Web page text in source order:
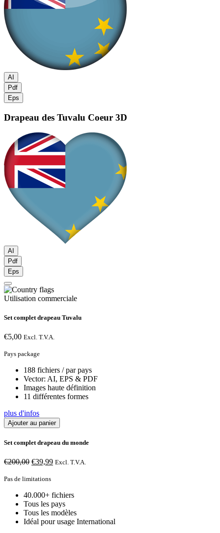
AI
Pdf
Eps
Drapeau des Tuvalu Coeur 3D
AI
Pdf
Eps
Utilisation commerciale
Set complet drapeau Tuvalu
€5,00 Excl. T.V.A.
Pays package
188 fichiers / par pays
Vector: AI, EPS & PDF
Images haute définition
11 différentes formes
plus d'infos
Ajouter au panier
Set complet drapeau du monde
€200,00 Le
initial
€200,00.
€39,99Le
€39,99.
Excl. T.V.A.
Pas de limitations
40.000+ fichiers
Tous les pays
Tous les modèles
Idéal pour usage International